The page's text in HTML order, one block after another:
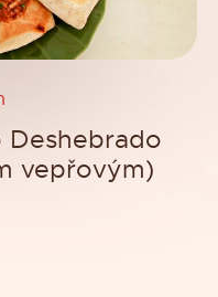
vepřovým)